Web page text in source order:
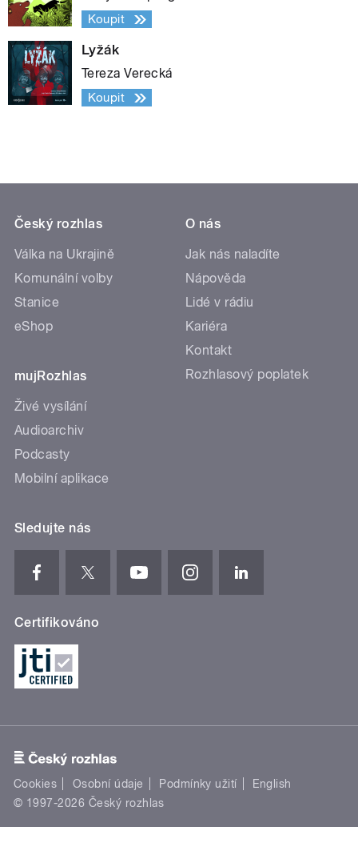
Koupit
Lyžák
Tereza Verecká
Koupit
Český rozhlas
Válka na Ukrajině
Komunální volby
Stanice
eShop
mujRozhlas
Živé vysílání
Audioarchiv
Podcasty
Mobilní aplikace
O nás
Jak nás naladíte
Nápověda
Lidé v rádiu
Kariéra
Kontakt
Rozhlasový poplatek
Sledujte nás
Certifikováno
Cookies Osobní údaje Podmínky užití
English
© 1997-2026 Český rozhlas